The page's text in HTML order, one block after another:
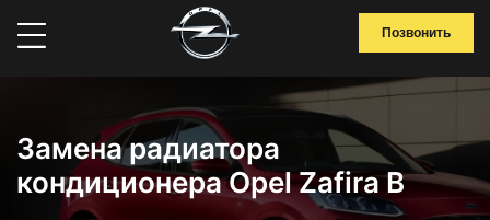
Позвонить
Замена радиатора
кондиционера Opel Zafira B